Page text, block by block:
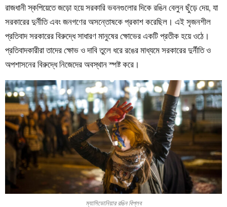
রাজধানী স্কপিয়েতে জড়ো হয়ে সরকারি ভবনগুলোর দিকে রঙিন বেলুন ছুঁড়ে দেয়, যা
সরকারের দুর্নীতি এবং জনগণের অসন্তোষকে প্রকাশ করেছিল। এই সৃজনশীল
প্রতিবাদ সরকারের বিরুদ্ধে সাধারণ মানুষের ক্ষোভের একটি প্রতীক হয়ে ওঠে।
প্রতিবাদকারীরা তাদের ক্ষোভ ও দাবি তুলে ধরে রঙের মাধ্যমে সরকারের দুর্নীতি ও
অপশাসনের বিরুদ্ধে নিজেদের অবস্থান স্পষ্ট করে।
ম্যাসিডোনিয়ার রঙিন বিপ্লব